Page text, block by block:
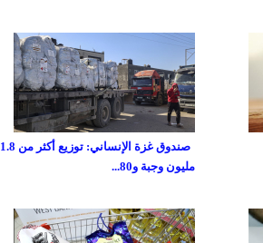
صندوق غزة الإنساني: توزيع أكثر من 1.8
مليون وجبة و80...